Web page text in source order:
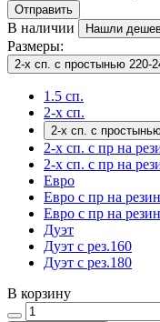
Отправить
В наличии Нашли
Размеры:
2-х сп. с простынью 220-
1.5 сп.
2-х сп.
2-х сп. с
2-х сп. с пр на
2-х сп. с пр на
Евро
Евро с пр на
Евро с пр на
Дуэт
Дуэт с рез.160
Дуэт с рез.180
В корзину